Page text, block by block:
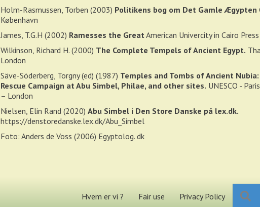
Holm-Rasmussen, Torben (2003) Politikens bog om Det Gamle Ægypten
København
James, T.G.H (2002) Ramesses the GreatAmerican Univercity in Cairo Press
Wilkinson, Richard H. (2000) The Complete Tempels of Ancient Egypt.
London
Säve-Söderberg, Torgny (ed) (1987) Temples and Tombs of Ancient
Rescue Campaign at Abu Simbel, Philae, and other sites. UNESCO -
– London
Nielsen, Elin Rand (2020) Abu Simbel i Den Store Danske på lex.dk.
https://denstoredanske.lex.dk/Abu_Simbel
Foto: Anders de Voss (2006) Egyptolog. dk
Hvem er vi ? Fair use Privacy Policy